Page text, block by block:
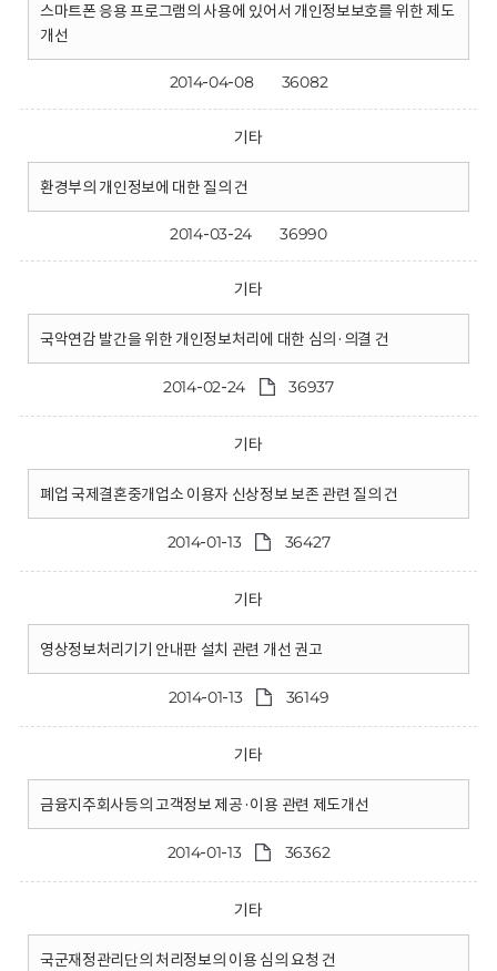
스마트폰 응용 프로그램의 사용에 있어서 개인정보보호를 위한 제도
개선
2014-04-08 36082
기타
환경부의 개인정보에 대한 질의 건
2014-03-24 36990
기타
국악연감 발간을 위한 개인정보처리에 대한 심의·의결 건
2014-02-24 36937
기타
폐업 국제결혼중개업소 이용자 신상정보 보존 관련 질의 건
2014-01-13 36427
기타
영상정보처리기기 안내판 설치 관련 개선 권고
2014-01-13 36149
기타
금융지주회사등의 고객정보 제공·이용 관련 제도개선
2014-01-13 36362
기타
국군재정관리단의 처리정보의 이용 심의 요청 건